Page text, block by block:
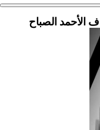
الصباح